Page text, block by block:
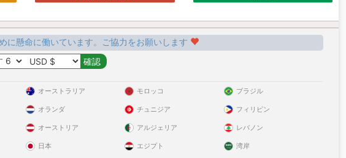
に懸命に働いています。ご協力をお願いします
オーストラリア
オランダ
オーストリア
日本
モロッコ
チュニジア
アルジェリア
エジプト
ブラジル
フィリピン
レバノン
湾岸